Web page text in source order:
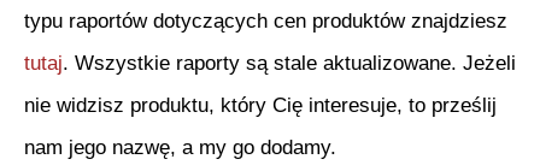
typu raportów dotyczących cen produktów znajdziesz
tutaj. Wszystkie raporty są stale aktualizowane. Jeżeli
nie widzisz produktu, który Cię interesuje, to prześlij
nam jego nazwę, a my go dodamy.